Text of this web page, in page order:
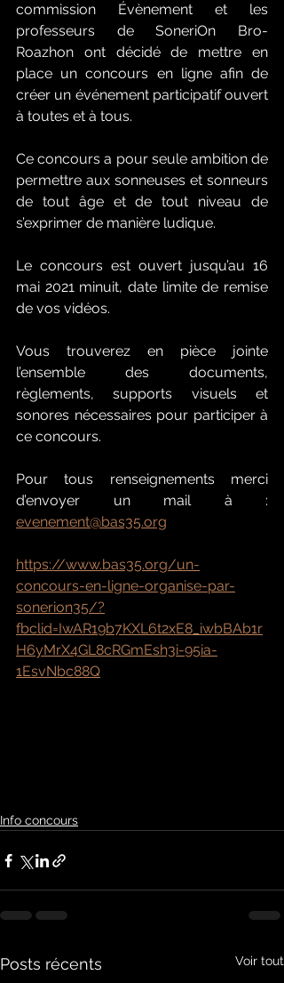
commission Évènement et les
professeurs de SoneriOn Bro-
Roazhon ont décidé de mettre en
place un concours en ligne afin de
créer un événement participatif ouvert
à toutes et à tous.
Ce concours a pour seule ambition de
permettre aux sonneuses et sonneurs
de tout âge et de tout niveau de
s’exprimer de manière ludique.
Le concours est ouvert jusqu’au 16
mai 2021 minuit, date limite de remise
de vos vidéos.
Vous trouverez en pièce jointe
l’ensemble des documents,
règlements, supports visuels et
sonores nécessaires pour participer à
ce concours.
Pour tous renseignements merci
evenement@bas35.org
https://www.bas35.org/un-
concours-en-ligne-organise-par-
sonerion35/?
fbclid=IwAR19b7KXL6t2xE8_iwbBAb1r
H6yMrX4GL8cRGmEsh3i-95ia-
1EsvNbc88Q
Info concours
Posts récents Voir tout